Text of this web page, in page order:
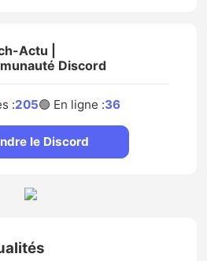
Actu |
Discord
:205🟢 En ligne :36
le Discord